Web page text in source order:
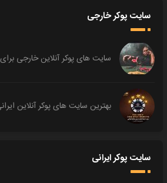
سایت پوکر خارجی
سایت های پوکر آنلاین خارجی برای
بهترین سایت های پوکر آنلاین
سایت پوکر ایرانی